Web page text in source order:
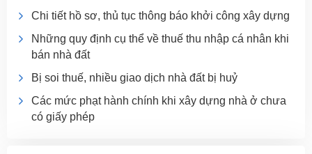
Chi tiết hồ sơ, thủ tục thông báo khởi công xây dựng
Những quy định cụ thể về thuế thu nhập cá nhân khi
bán nhà đất
Bị soi thuế, nhiều giao dịch nhà đất bị huỷ
Các mức phạt hành chính khi xây dựng nhà ở chưa
có giấy phép